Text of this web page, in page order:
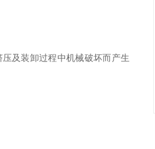
及装卸过程中机械破坏而产生